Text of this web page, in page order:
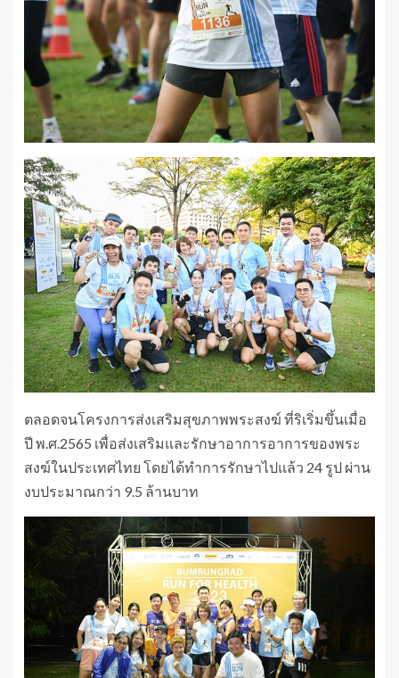
ตลอดจนโครงการส่งเสริมสุขภาพพระสงฆ์ ที่ริเริ่มขึ้นเมื่อ
ปี พ.ศ.2565 เพื่อส่งเสริมและรักษาอาการอาการของพระ
สงฆ์ในประเทศไทย โดยได้ทำการรักษาไปแล้ว 24 รูป ผ่าน
งบประมาณกว่า 9.5 ล้านบาท